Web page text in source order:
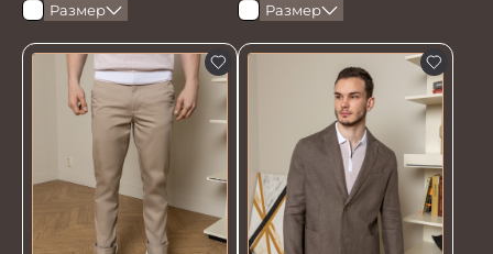
Размер Размер